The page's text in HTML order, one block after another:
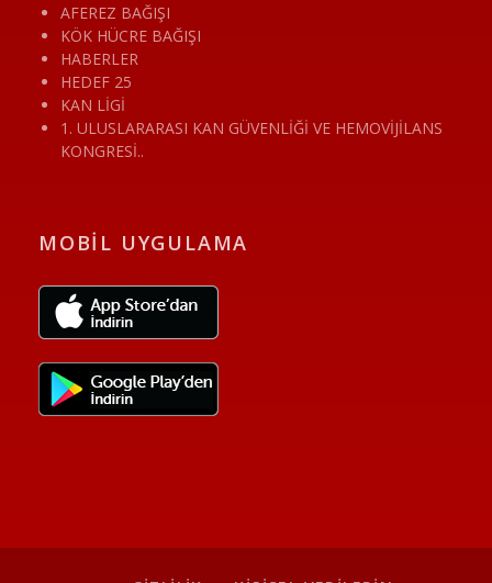
AFEREZ BAĞIŞI
KÖK HÜCRE BAĞIŞI
HABERLER
HEDEF 25
KAN LİGİ
1. ULUSLARARASI KAN GÜVENLİĞİ VE HEMOVİJİLANS
KONGRESİ..
MOBİL UYGULAMA